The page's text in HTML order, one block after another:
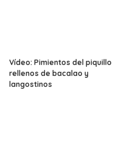
Vídeo: Pimientos del piquillo
rellenos de bacalao y
langostinos